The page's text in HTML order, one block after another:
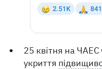
25 квітня на
укриття